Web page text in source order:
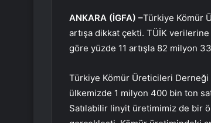
ANKARA (İGFA) –Türkiye Kömür
artışa dikkat çekti. TÜİK
göre yüzde 11 artışla 82 milyon
Türkiye Kömür Üreticileri Derneği
ülkemizde 1 milyon 400 bin ton
Satılabilir linyit üretimimiz de bir